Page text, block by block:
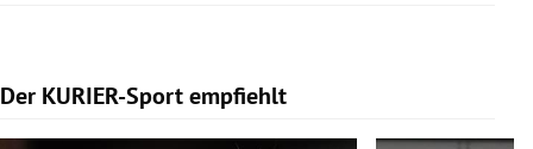
Der KURIER-Sport empfiehlt
Slide 1 von 5